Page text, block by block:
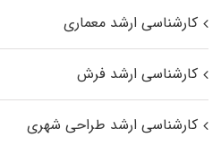
کارشناسی ارشد معماری
کارشناسی ارشد فرش
کارشناسی ارشد طراحی شهری